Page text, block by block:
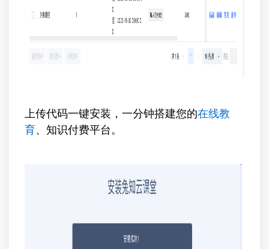
上传代码一键安装，一分钟搭建您的在线教
育、知识付费平台。